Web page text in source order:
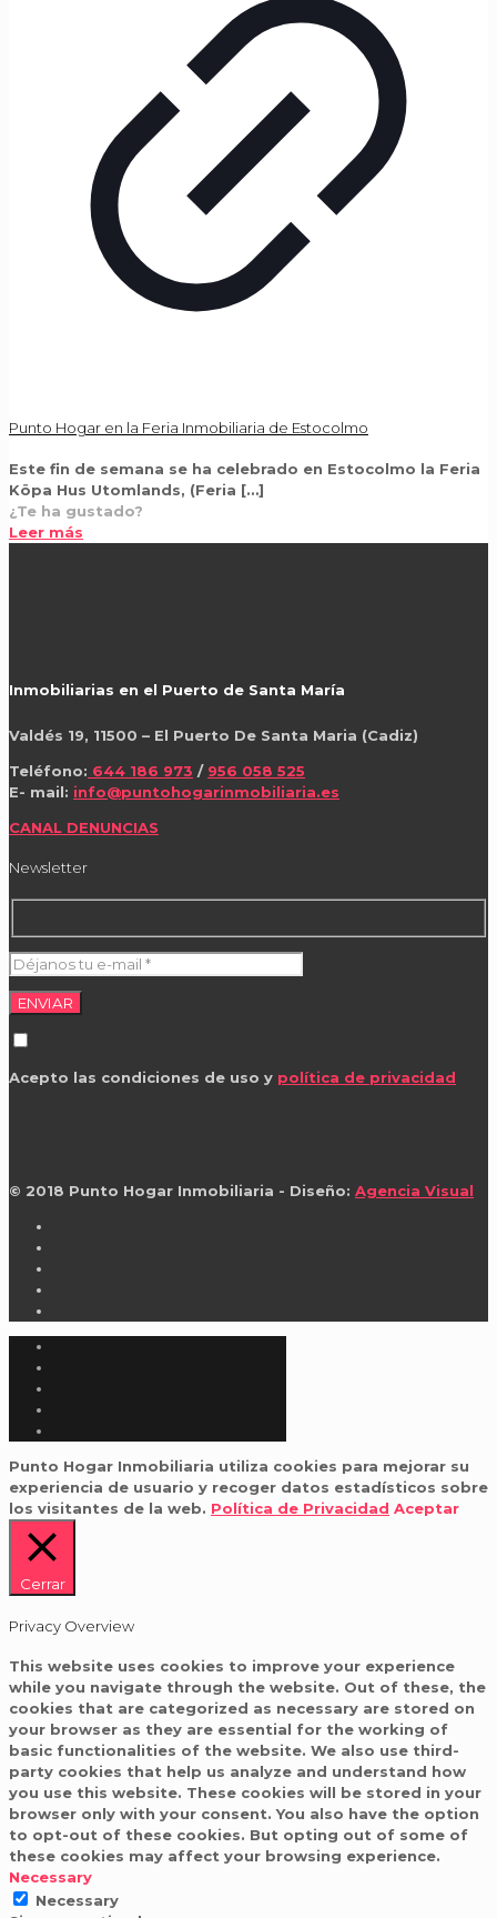
Punto Hogar en la Feria Inmobiliaria de Estocolmo
Este fin de semana se ha celebrado en Estocolmo la Feria
Köpa Hus Utomlands, (Feria […]
¿Te ha gustado?
Leer más
Inmobiliarias en el Puerto de Santa María
Valdés 19, 11500 – El Puerto De Santa Maria (Cadiz)
Teléfono: 644 186 973 / 956 058 525
E- mail: info@puntohogarinmobiliaria.es
CANAL DENUNCIAS
Newsletter
Acepto las condiciones de uso y política de privacidad
© 2018 Punto Hogar Inmobiliaria - Diseño: Agencia Visual
Punto Hogar Inmobiliaria utiliza cookies para mejorar su
experiencia de usuario y recoger datos estadísticos sobre
los visitantes de la web. Política de Privacidad Aceptar
Cerrar
Privacy Overview
This website uses cookies to improve your experience
while you navigate through the website. Out of these, the
cookies that are categorized as necessary are stored on
your browser as they are essential for the working of
basic functionalities of the website. We also use third-
party cookies that help us analyze and understand how
you use this website. These cookies will be stored in your
browser only with your consent. You also have the option
to opt-out of these cookies. But opting out of some of
these cookies may affect your browsing experience.
Necessary
Necessary